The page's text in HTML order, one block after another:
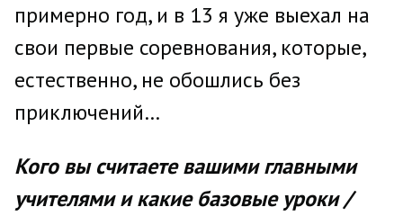
примерно год, и в 13 я уже выехал на
свои первые соревнования, которые,
естественно, не обошлись без
приключений…
Кого вы считаете вашими главными
учителями и какие базовые уроки /